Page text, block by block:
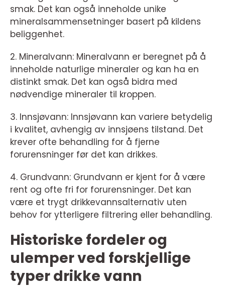
smak. Det kan også inneholde unike
mineralsammensetninger basert på kildens
beliggenhet.
2. Mineralvann: Mineralvann er beregnet på å
inneholde naturlige mineraler og kan ha en
distinkt smak. Det kan også bidra med
nødvendige mineraler til kroppen.
3. Innsjøvann: Innsjøvann kan variere betydelig
i kvalitet, avhengig av innsjøens tilstand. Det
krever ofte behandling for å fjerne
forurensninger før det kan drikkes.
4. Grundvann: Grundvann er kjent for å være
rent og ofte fri for forurensninger. Det kan
være et trygt drikkevannsalternativ uten
behov for ytterligere filtrering eller behandling.
Historiske fordeler og
ulemper ved forskjellige
typer drikke vann